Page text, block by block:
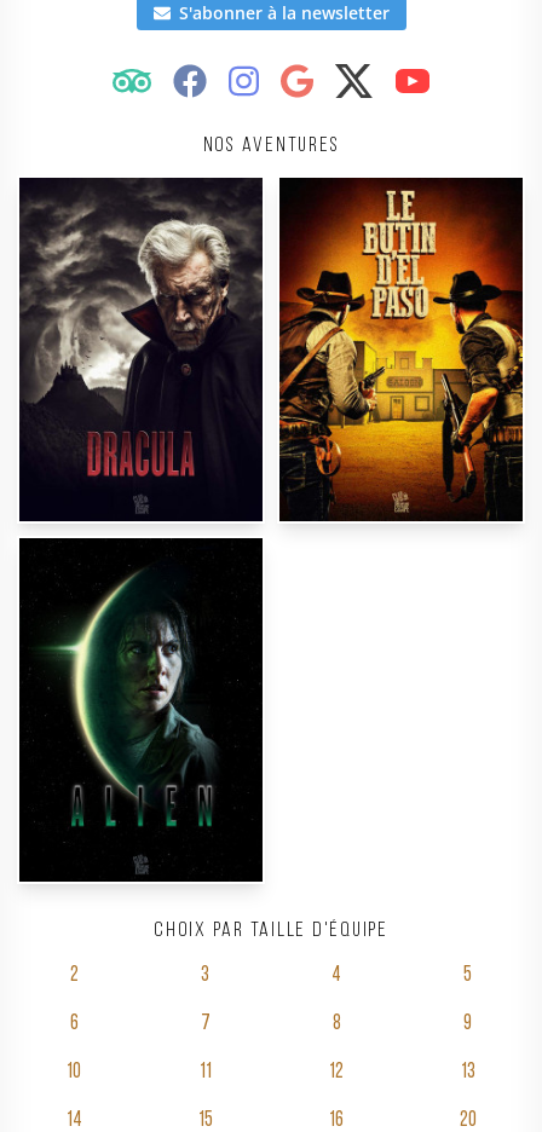
Nos aventures
Choix par taille d'équipe
2 3 4 5
6 7 8 9
10 11 12 13
14 15 16 20
S'abonner à la newsletter